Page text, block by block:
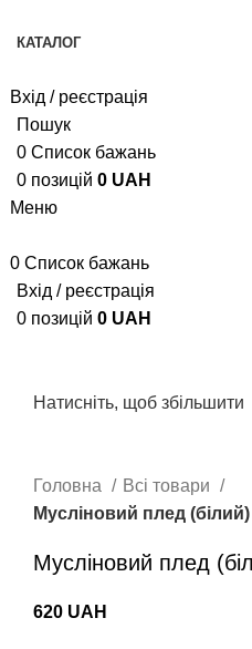
КАТАЛОГ
Вхід / реєстрація
Пошук
0 Список бажань
0 позицій 0 UAH
Меню
0 Список бажань
Вхід / реєстрація
0 позицій 0 UAH
Натисніть, щоб збільшити
Головна
Всі товари
Мусліновий плед
Мусліновий плед
620 UAH